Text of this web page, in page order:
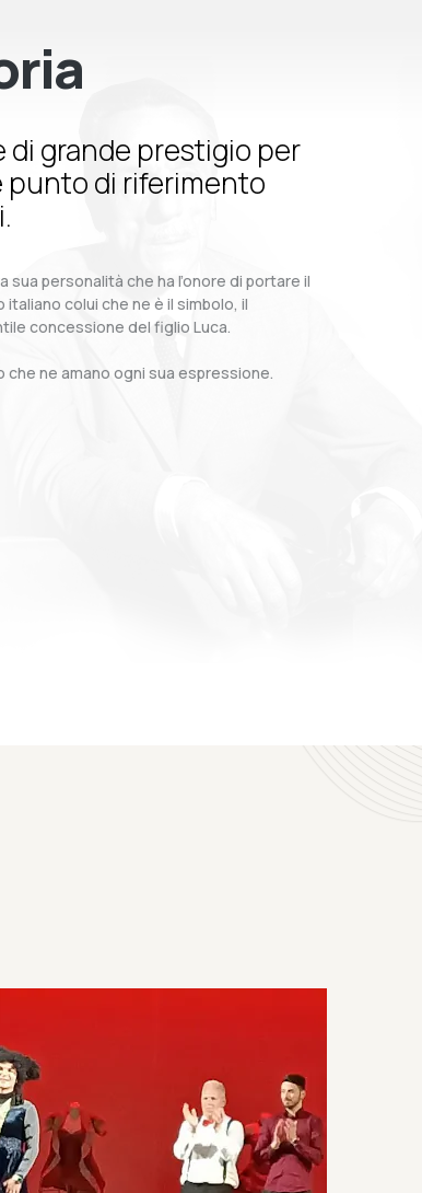
di grande prestigio per
punto di riferimento
personalità che ha l’onore di portare il
colui che ne è il simbolo, il
concessione del figlio Luca.
ne amano ogni sua espressione.